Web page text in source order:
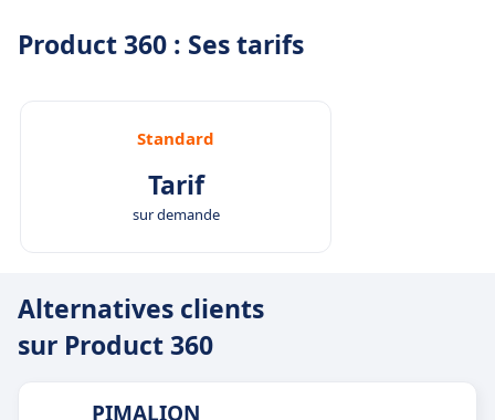
Product 360 : Ses tarifs
Standard
Tarif
sur demande
Alternatives clients
sur Product 360
PIMALION